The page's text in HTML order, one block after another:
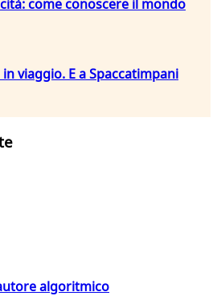
come conoscere il mondo
viaggio. E a Spaccatimpani
algoritmico